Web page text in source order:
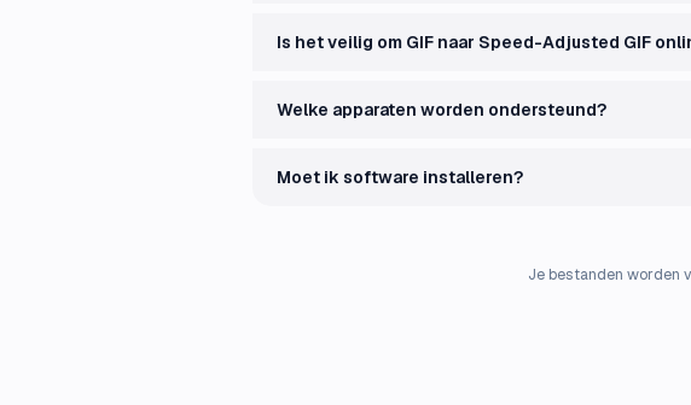
Is het veilig om GIF naar Speed-Adjusted GIF
Welke apparaten worden ondersteund?
Moet ik software installeren?
Je bestanden worden